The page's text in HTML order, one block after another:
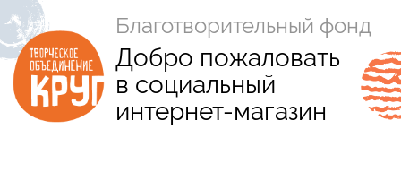
Добро пожаловать
в социальный
интернет-магазин
Благотворительный фонд